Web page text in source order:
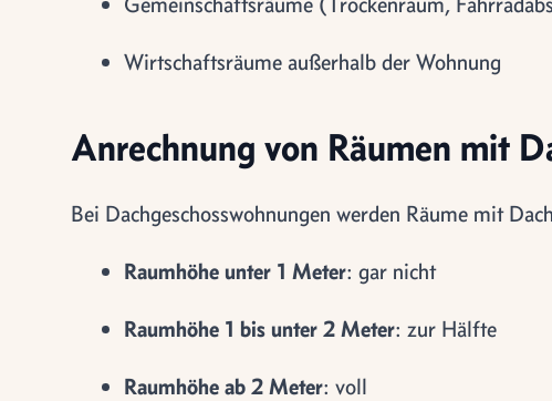
Wirtschaftsräume außerhalb der Wohnung
Anrechnung von Räumen mit
Bei Dachgeschosswohnungen werden Räume mit
Raumhöhe unter 1 Meter: gar nicht
Raumhöhe 1 bis unter 2 Meter: zur Hälfte
Raumhöhe ab 2 Meter: voll